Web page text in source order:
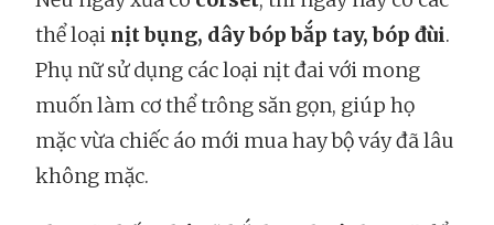
thể loại nịt bụng, dây bóp bắp tay, bóp đùi.
Phụ nữ sử dụng các loại nịt đai với mong
muốn làm cơ thể trông săn gọn, giúp họ
mặc vừa chiếc áo mới mua hay bộ váy đã lâu
không mặc.